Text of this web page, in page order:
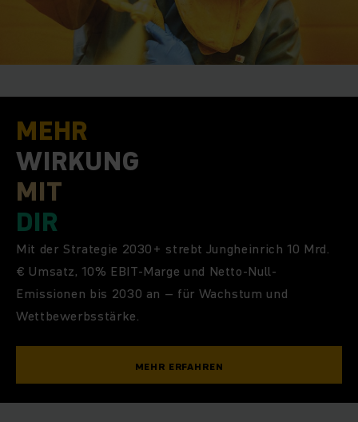
MEHR
WIRKUNG
MIT
DIR
Mit der Strategie 2030+ strebt Jungheinrich 10 Mrd.
€ Umsatz, 10% EBIT-Marge und Netto-Null-
Emissionen bis 2030 an – für Wachstum und
Wettbewerbsstärke.
MEHR ERFAHREN